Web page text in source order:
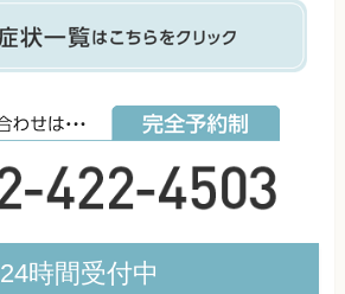
24時間受付中